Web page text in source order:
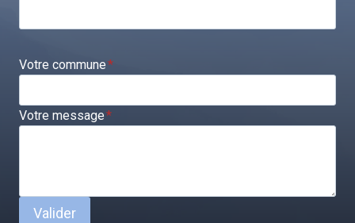
Votre commune*
Votre message*
Valider